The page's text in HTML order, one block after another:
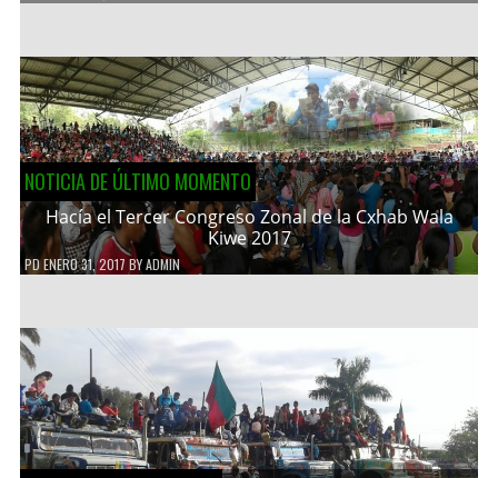
NOTICIA DE ÚLTIMO MOMENTO
Hacía el Tercer Congreso Zonal de la Cxhab Wala
Kiwe 2017
PDENERO 31, 2017 BYADMIN